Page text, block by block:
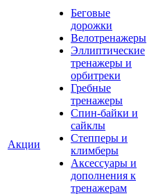
Акции
Беговые
дорожки
Велотренажеры
Эллиптические
тренажеры и
орбитреки
Гребные
тренажеры
Спин-байки и
сайклы
Степперы и
климберы
Аксессуары и
дополнения к
тренажерам